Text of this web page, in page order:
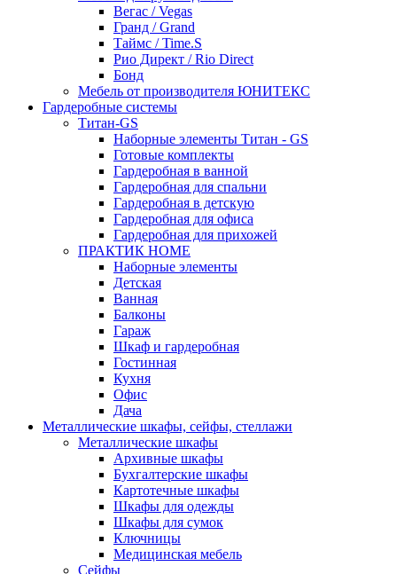
Вегас / Vegas
Гранд / Grand
Таймс / Time.S
Рио Директ / Rio Direct
Бонд
Мебель от производителя ЮНИТЕКС
Гардеробные системы
Титан-GS
Наборные элементы Титан - GS
Готовые комплекты
Гардеробная в ванной
Гардеробная для спальни
Гардеробная в детскую
Гардеробная для офиса
Гардеробная для прихожей
ПРАКТИК HOME
Наборные элементы
Детская
Ванная
Балконы
Гараж
Шкаф и гардеробная
Гостинная
Кухня
Офис
Дача
Металлические шкафы, сейфы, стеллажи
Металлические шкафы
Архивные шкафы
Бухгалтерские шкафы
Картотечные шкафы
Шкафы для одежды
Шкафы для сумок
Ключницы
Медицинская мебель
Сейфы